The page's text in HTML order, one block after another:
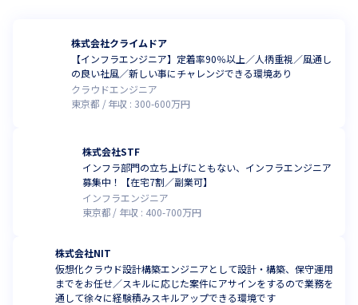
株式会社クライムドア
【インフラエンジニア】定着率90％以上／人柄重視／風通し
の良い社風／新しい事にチャレンジできる環境あり
クラウドエンジニア
東京都
年収 : 300-600万円
株式会社STF
インフラ部門の立ち上げにともない、インフラエンジニア
募集中！【在宅7割／副業可】
インフラエンジニア
東京都
年収 : 400-700万円
株式会社NIT
仮想化クラウド設計構築エンジニアとして設計・構築、保守運用
までをお任せ／スキルに応じた案件にアサインをするので業務を
通して徐々に経験積みスキルアップできる環境です